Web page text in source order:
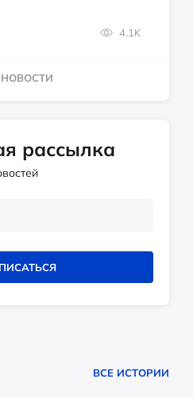
4.1K
НОВОСТИ
рассылка
ВСЕ ИСТОРИИ